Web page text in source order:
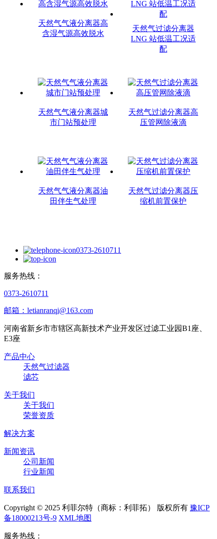
天然气气液分离器高
含湿气源高效脱水
天然气过滤分离器
LNG 站低温工况适
配
天然气气液分离器城
市门站预处理
天然气过滤分离器高
压管网除液滴
天然气气液分离器油
田伴生气处理
天然气过滤分离器压
缩机前置保护
0373-2610711
服务热线：
0373-2610711
邮箱：letianranqi@163.com
河南省新乡市市辖区高新技术产业开发区过滤工业园B1座、
E3座
产品中心
天然气过滤器
滤芯
关于我们
关于我们
荣誉资质
解决方案
新闻资讯
公司新闻
行业新闻
联系我们
Copyright © 2025 利菲尔特（商标：利菲拓） 版权所有 豫ICP
备18000213号-9 XML地图
服务热线：